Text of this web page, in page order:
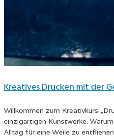
Kreatives Drucken mit der
Willkommen zum Kreativkurs
einzigartigen Kunstwerke.
Alltag für eine Weile zu